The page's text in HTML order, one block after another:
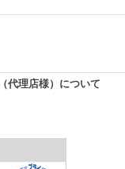
代理店様）について